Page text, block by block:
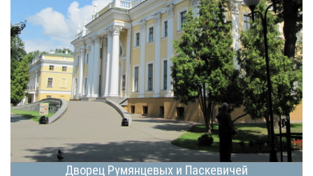
Дворец Румянцевых и Паскевичей